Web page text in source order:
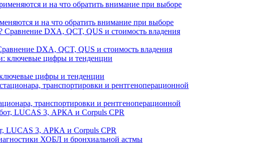
и на что обратить внимание при выборе
DXA, QCT, QUS и стоимость владения
цифры и тенденции
транспортировки и рентгеноперационной
LUCAS 3, АРКА и Corpuls CPR